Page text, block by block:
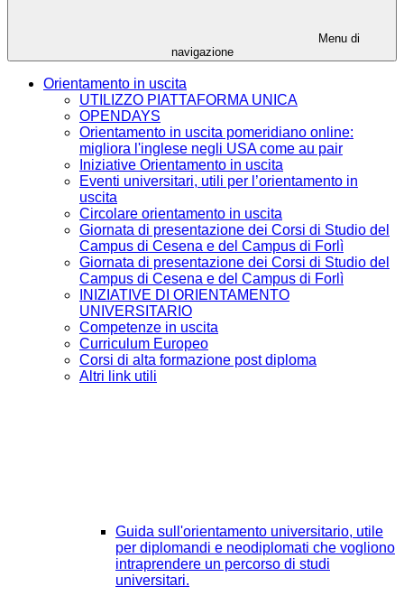
Menu di
navigazione
Orientamento in uscita
UTILIZZO PIATTAFORMA UNICA
OPENDAYS
Orientamento in uscita pomeridiano online:
migliora l'inglese negli USA come au pair
Iniziative Orientamento in uscita
Eventi universitari, utili per l’orientamento in
uscita
Circolare orientamento in uscita
Giornata di presentazione dei Corsi di Studio del
Campus di Cesena e del Campus di Forlì
Giornata di presentazione dei Corsi di Studio del
Campus di Cesena e del Campus di Forlì
INIZIATIVE DI ORIENTAMENTO
UNIVERSITARIO
Competenze in uscita
Curriculum Europeo
Corsi di alta formazione post diploma
Altri link utili
Guida sull'orientamento universitario, utile
per diplomandi e neodiplomati che vogliono
intraprendere un percorso di studi
universitari.